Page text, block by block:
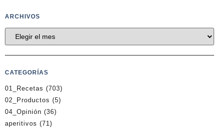
ARCHIVOS
CATEGORÍAS
01_Recetas (703)
02_Productos (5)
04_Opinión (36)
aperitivos (71)